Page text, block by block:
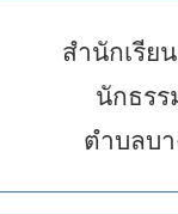
สำนักเรี
นักธร
ตำบลบ